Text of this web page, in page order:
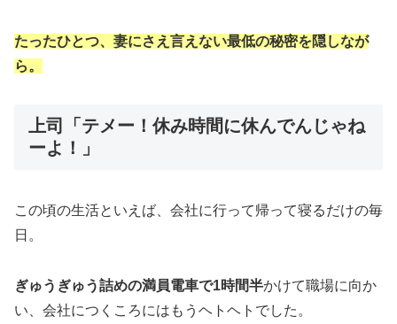
たったひとつ、妻にさえ言えない最低の秘密を隠しなが
ら。
上司「テメー！休み時間に休んでんじゃね
ーよ！」
この頃の生活といえば、会社に行って帰って寝るだけの毎
日。
ぎゅうぎゅう詰めの満員電車で1時間半かけて職場に向か
い、会社につくころにはもうヘトヘトでした。